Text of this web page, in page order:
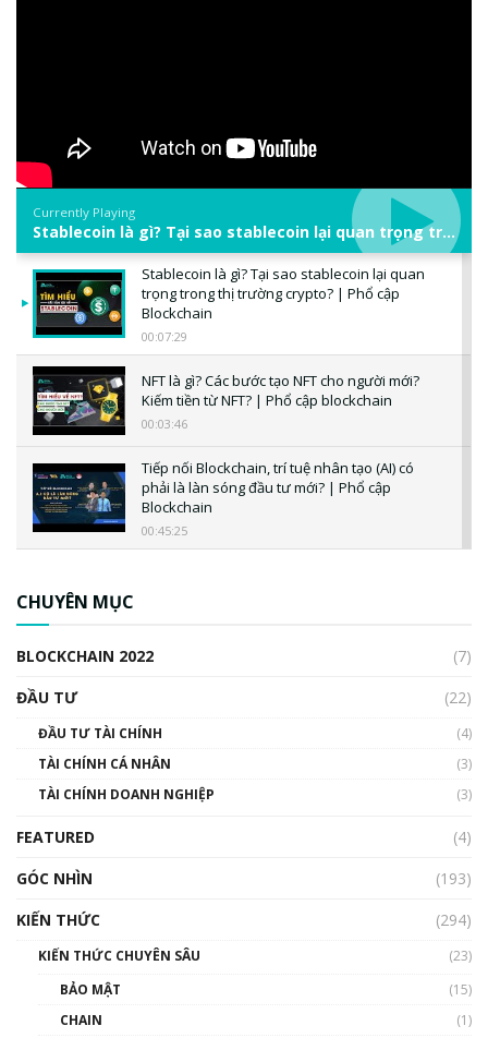
Currently Playing
Stablecoin là gì? Tại sao stablecoin lại quan trọng trong thị trường crypto? | Phổ cập Blockchain
Stablecoin là gì? Tại sao stablecoin lại quan
trọng trong thị trường crypto? | Phổ cập
Blockchain
00:07:29
NFT là gì? Các bước tạo NFT cho người mới?
Kiếm tiền từ NFT? | Phổ cập blockchain
00:03:46
Tiếp nối Blockchain, trí tuệ nhân tạo (AI) có
phải là làn sóng đầu tư mới? | Phổ cập
Blockchain
00:45:25
00:02:14
Nhìn lại năm 2022: Những sự kiện ảnh hưởng
đến hệ sinh thái tiền mã hoá | Phổ cập
CHUYÊN MỤC
BLOCKCHAIN 2022
(7)
ĐẦU TƯ
(22)
ĐẦU TƯ TÀI CHÍNH
(4)
TÀI CHÍNH CÁ NHÂN
(3)
TÀI CHÍNH DOANH NGHIỆP
(3)
FEATURED
(4)
GÓC NHÌN
(193)
KIẾN THỨC
(294)
KIẾN THỨC CHUYÊN SÂU
(23)
BẢO MẬT
(15)
CHAIN
(1)